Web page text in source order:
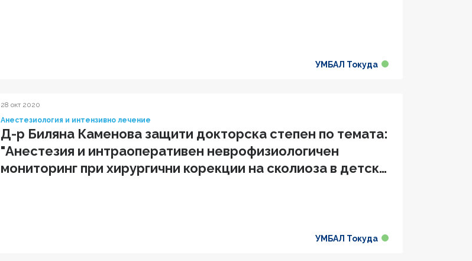
УМБАЛ Токуда
28 окт 2020
Анестезиология и интензивно лечение
Д-р Биляна Каменова защити докторска степен по темата:
"Анестезия и интраоперативен неврофизиологичен
мониторинг при хирургични корекции на сколиоза в детска
УМБАЛ Токуда